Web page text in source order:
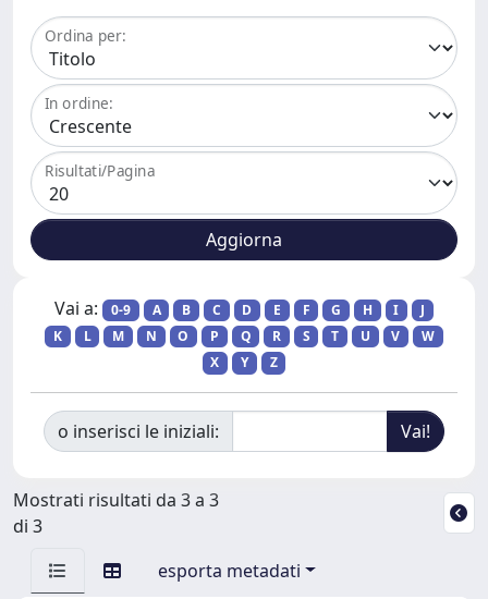
Ordina per:
In ordine:
Risultati/Pagina
Vai a: 0-9 A B C D E F G H I
J
K
L M N O P Q R S T U V
W
X
Y Z
o inserisci le iniziali:
Mostrati risultati da 3 a 3
di 3
esporta metadati